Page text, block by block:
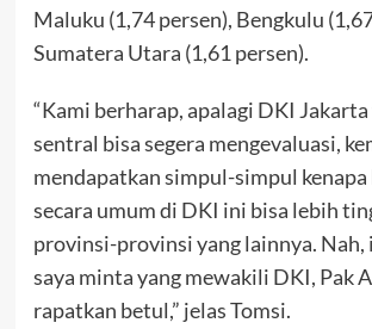
Maluku (1,74 persen), Bengkulu
Sumatera Utara (1,61 persen).
“Kami berharap, apalagi DKI
sentral bisa segera mengevaluasi,
mendapatkan simpul-simpul kenapa
secara umum di DKI ini bisa lebih
provinsi-provinsi yang lainnya.
saya minta yang mewakili DKI, Pak
rapatkan betul,” jelas Tomsi.